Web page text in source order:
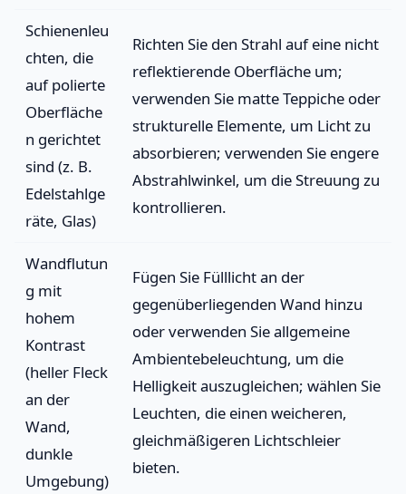
Schienenleu
chten, die
auf polierte
Oberfläche
n gerichtet
sind (z. B.
Edelstahlge
räte, Glas)
Richten Sie den Strahl auf eine nicht
reflektierende Oberfläche um;
verwenden Sie matte Teppiche oder
strukturelle Elemente, um Licht zu
absorbieren; verwenden Sie engere
Abstrahlwinkel, um die Streuung zu
kontrollieren.
Wandflutun
g mit
hohem
Kontrast
(heller Fleck
an der
Wand,
dunkle
Umgebung)
Fügen Sie Fülllicht an der
gegenüberliegenden Wand hinzu
oder verwenden Sie allgemeine
Ambientebeleuchtung, um die
Helligkeit auszugleichen; wählen Sie
Leuchten, die einen weicheren,
gleichmäßigeren Lichtschleier
bieten.